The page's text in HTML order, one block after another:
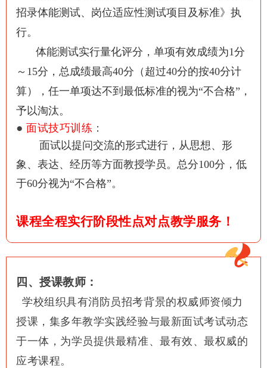
招录体能测试、岗位适应性测试项目及标准》执
行。
体能测试实行量化评分，单项有效成绩为1分
～15分，总成绩最高40分（超过40分的按40分计
算），任一单项达不到最低标准的视为“不合格”，
予以淘汰。
●面试技巧训练 ：
面试以提问交流的形式进行，从思想、形
象、表达、经历等方面教授学员。 总分100分，低
于60分视为“不合格”。
课程全程实行阶段性点对点教学服务！
四、授课教师：
学校组织具有消防员招考背景的权威师资倾力
授课，集多年教学实践经验与最新面试考试动态
于一体，为学员提供最精准、最有效、最权威的
应考课程。